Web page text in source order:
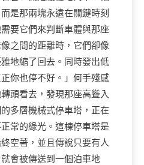
是那兩塊永遠在關鍵時刻
要它們來判斷車體與那座
之間的距離時，它們卻像
地縮了回去。同時發出低
你也停不好。」何手殘感
頭看去，發現那座高聳入
多層機械式停車塔，正在
常的綠光。這棟停車塔是
空著，並且傳說只要有人
會被傳送到一個泊車地